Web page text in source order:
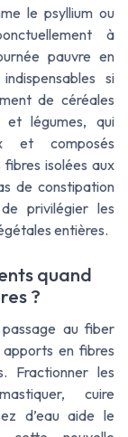
le psyllium ou
à
pauvre en
si
de céréales
et légumes, qui
et composés
isolées aux
de constipation
privilégier les
entières.
quand
?
passage aufiber
apports en fibres
Fractionner les
cuire
d’eau aide le